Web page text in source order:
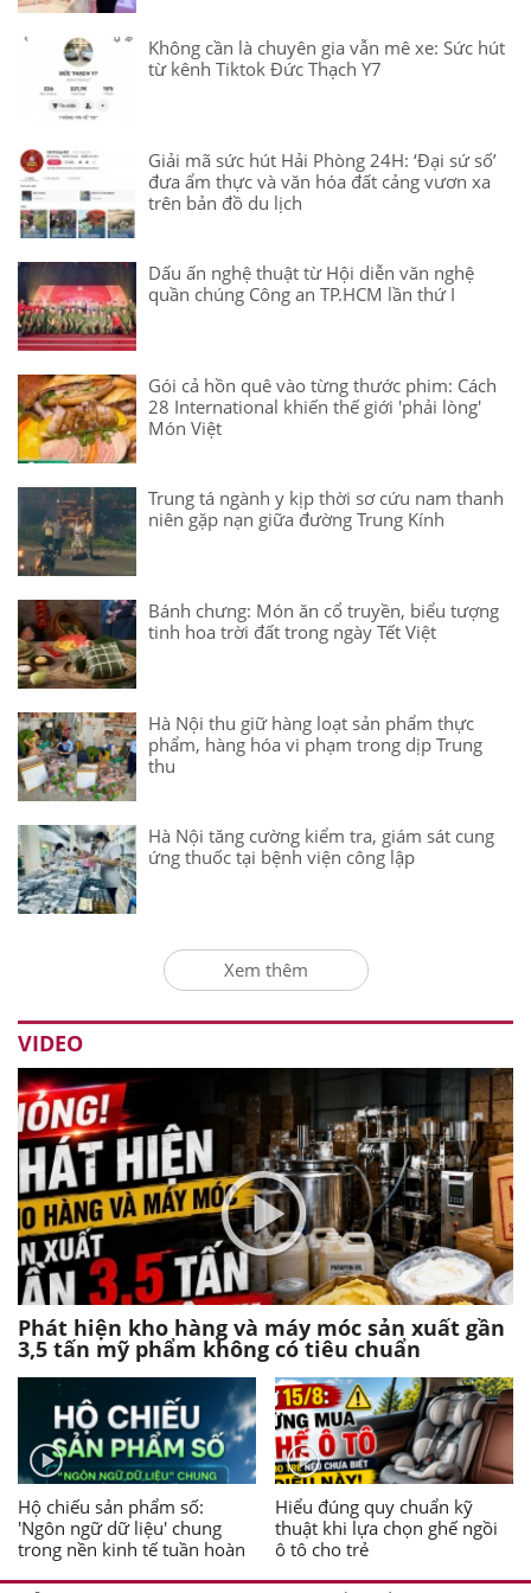
Không cần là chuyên gia vẫn mê xe: Sức hút
từ kênh Tiktok Đức Thạch Y7
Giải mã sức hút Hải Phòng 24H: ‘Đại sứ số’
đưa ẩm thực và văn hóa đất cảng vươn xa
trên bản đồ du lịch
Dấu ấn nghệ thuật từ Hội diễn văn nghệ
quần chúng Công an TP.HCM lần thứ I
Gói cả hồn quê vào từng thước phim: Cách
28 International khiến thế giới 'phải lòng'
Món Việt
Trung tá ngành y kịp thời sơ cứu nam thanh
niên gặp nạn giữa đường Trung Kính
Bánh chưng: Món ăn cổ truyền, biểu tượng
tinh hoa trời đất trong ngày Tết Việt
Hà Nội thu giữ hàng loạt sản phẩm thực
phẩm, hàng hóa vi phạm trong dịp Trung
thu
Hà Nội tăng cường kiểm tra, giám sát cung
ứng thuốc tại bệnh viện công lập
Xem thêm
VIDEO
Phát hiện kho hàng và máy móc sản xuất gần
3,5 tấn mỹ phẩm không có tiêu chuẩn
Hộ chiếu sản phẩm số:
'Ngôn ngữ dữ liệu' chung
trong nền kinh tế tuần hoàn
Hiểu đúng quy chuẩn kỹ
thuật khi lựa chọn ghế ngồi
ô tô cho trẻ